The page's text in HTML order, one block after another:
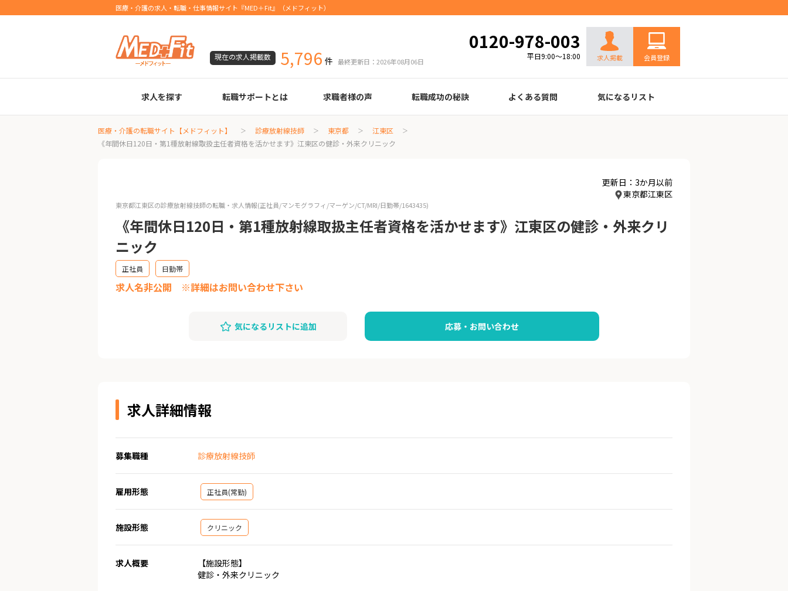
医療・介護の求人・転職・仕事情報サイト『MED＋Fit』（メドフィット）
現在の求人掲載数 5,796 件 最終更新日：2026年08月06日
0120-978-003
平日9:00～18:00 求人掲載 会員登録
求人を探す
臨床検査技師
診療放射線技師
臨床工学技士
医療事務
調剤薬局事務
理学療法士
作業療法士
言語聴覚士
機能訓練指導員
視能訓練士
看護師
薬剤師
転職サポートとは 求職者様の声
臨床検査技師
診療放射線技師
臨床工学技士
医療事務
調剤薬局事務
理学療法士
作業療法士
言語聴覚士
機能訓練指導員
視能訓練士
看護師
薬剤師
転職成功の秘訣
履歴書の書き方
職務経歴書の書き方
面接の心得
面接のコツ
転職の際に知っておきたいこと
年齢早見表
給与
よくある質問 気になるリスト
医療・介護の転職サイト【メドフィット】 診療放射線技師 東京都
江東区
《年間休日120日・第1種放射線取扱主任者資格を活かせます》江東区の健診・外来クリニック
更新日：3か月以前
東京都江東区
東京都江東区の診療放射線技師の転職・求人情報(正社員/マンモグラフィ/マーゲン/CT/MRI/日勤帯/1643435)
《年間休日120日・第1種放射線取扱主任者資格を活かせます》江東区の健診・外来クリ
ニック
正社員 日勤帯
求人名非公開 ※詳細はお問い合わせ下さい
気になるリストに追加 応募・お問い合わせ
求人詳細情報
募集職種 診療放射線技師
雇用形態 正社員(常勤)
施設形態 クリニック
求人概要
【施設形態】
健診・外来クリニック